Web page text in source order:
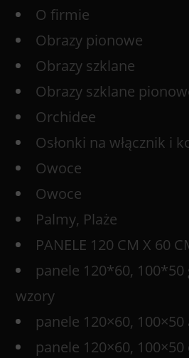
O firmie
Obrazy pionowe
Obrazy szklane
Obrazy szklane
Orchidee
Osłonki na włącznik i
Owoce
Owoce
Palmy, Plaże
PANELE 120 CM X 60
panele 120*60,
wzory
panele 120×60,
panele 120×60,